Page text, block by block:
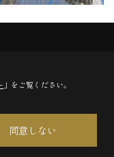
」をご覧ください。
同意しない